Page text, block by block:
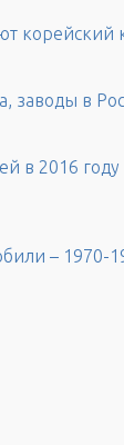
корейский
заводы в
в 2016 году
– 1970-